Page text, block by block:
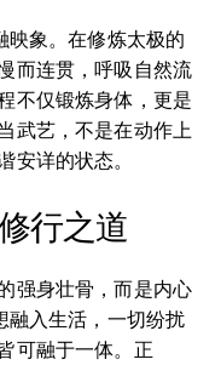
映象。在修炼太极的
而连贯，呼吸自然流
不仅锻炼身体，更是
武艺，不是在动作上
安详的状态。
行之道
强身壮骨，而是内心
融入生活，一切纷扰
可融于一体。正